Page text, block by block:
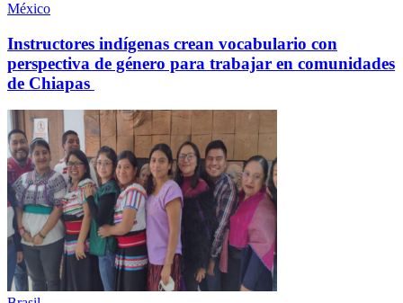
México
Instructores indígenas crean vocabulario con
perspectiva de género para trabajar en comunidades
de Chiapas